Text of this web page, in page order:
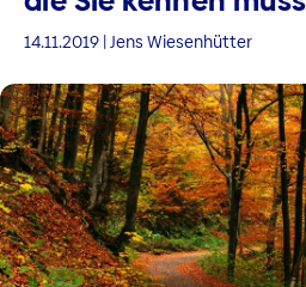
14.11.2019 | Jens Wiesenhütter